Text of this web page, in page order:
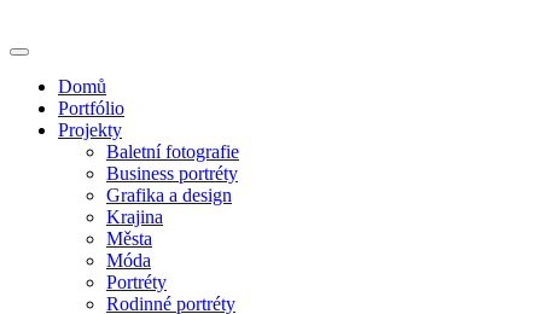
to
Domů
Portfólio
Projekty
Baletní fotografie
Business portréty
Grafika a design
Krajina
Města
Móda
Portréty
Rodinné portréty